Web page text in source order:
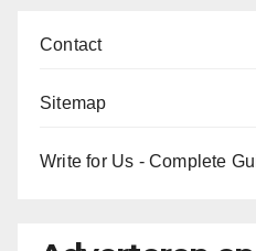
Contact
Sitemap
Write for Us - Complete